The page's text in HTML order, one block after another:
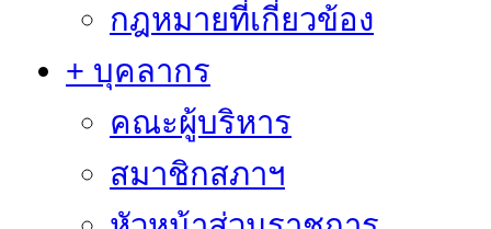
กฎหมายที่เกี่ยวข้อง
+ บุคลากร
คณะผู้บริหาร
สมาชิกสภาฯ